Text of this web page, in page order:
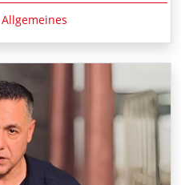
Allgemeines